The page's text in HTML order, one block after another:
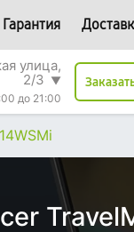
Гарантия
улица,
2/3 ▼
до 21:00